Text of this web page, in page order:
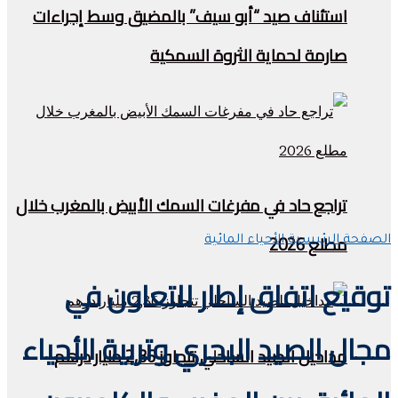
استئناف صيد “أبو سيف” بالمضيق وسط إجراءات
صارمة لحماية الثروة السمكية
تراجع حاد في مفرغات السمك الأبيض بالمغرب خلال
مطلع 2026
مداخيل الصيد الساحلي تتجاوز 2,36 مليار درهم
الصفحة الرئيسية الأحياء المائية
توقيع اتفاق إطار للتعاون في
مجال الصيد البحري وتربية الأحياء